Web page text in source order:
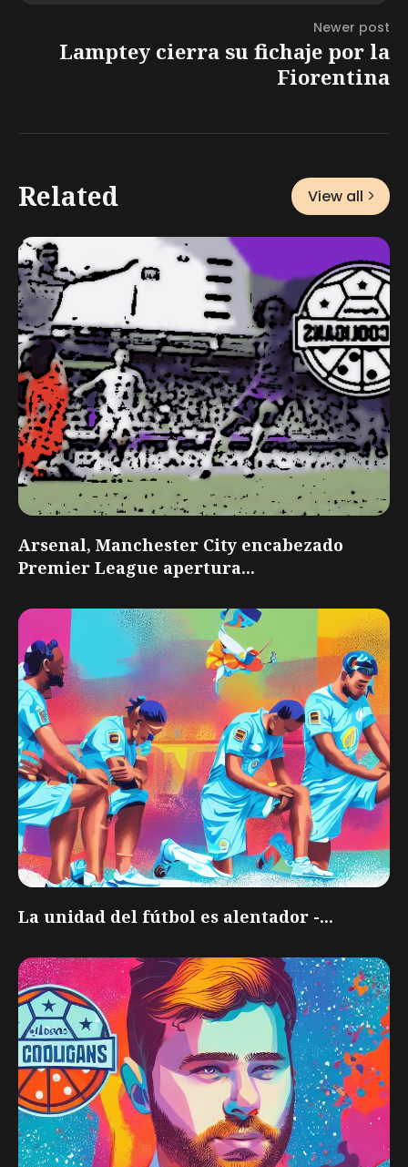
Newer post
Lamptey cierra su fichaje por la
Fiorentina
Related View all
Arsenal, Manchester City encabezado
Premier League apertura...
La unidad del fútbol es alentador -...